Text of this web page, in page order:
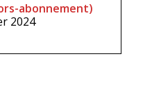
abonnement)
2024